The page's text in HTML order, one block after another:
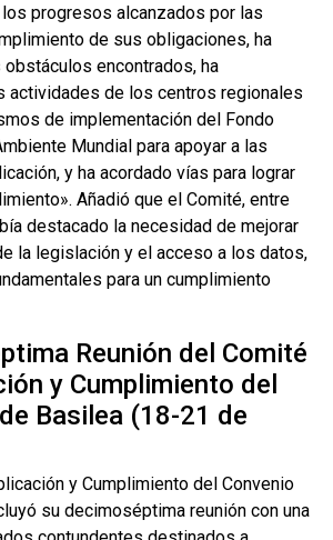
progresos alcanzados por las
de sus obligaciones, ha
encontrados, ha
actividades de los centros regionales
de implementación del Fondo
Mundial para apoyar a las
y ha acordado vías para lograr
Añadió que el Comité, entre
destacado la necesidad de mejorar
la legislación y el acceso a los datos,
para un cumplimiento
Reunión del Comité
y Cumplimiento del
Basilea (18-21 de
y Cumplimiento del Convenio
su decimoséptima reunión con una